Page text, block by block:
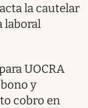
la cautelar
laboral
UOCRA
y
cobro en